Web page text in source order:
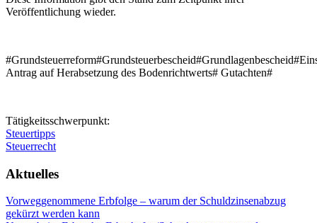
Veröffentlichung wieder.
Antrag auf Herabsetzung des Bodenrichtwerts# Gutachten#
Tätigkeitsschwerpunkt:
Steuertipps
Steuerrecht
Aktuelles
Vorweggenommene Erbfolge – warum der Schuldzinsenabzug
gekürzt werden kann